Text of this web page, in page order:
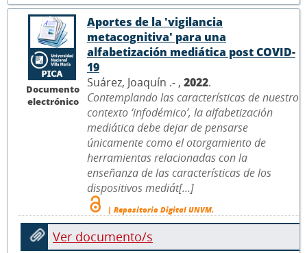
Documento
electrónico
Aportes de la 'vigilancia
metacognitiva' para una
alfabetización mediática post COVID-
19
Suárez, Joaquín .- , 2022.
Contemplando las características de nuestro
contexto ‘infodémico’, la alfabetización
mediática debe dejar de pensarse
únicamente como el otorgamiento de
herramientas relacionadas con la
enseñanza de las características de los
dispositivos mediát[...]
| Repositorio Digital UNVM.
Ver documento/s